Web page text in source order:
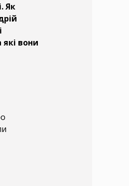
Як
вони